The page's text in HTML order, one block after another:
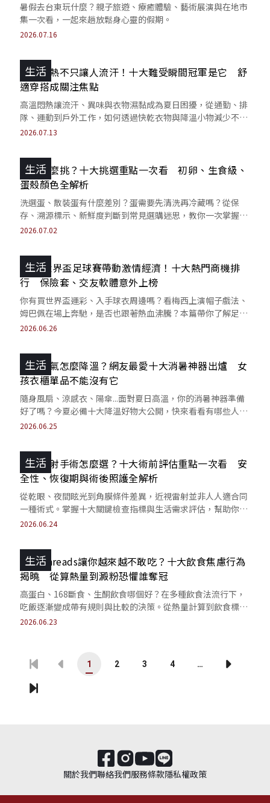
暑假去台東玩什麼？親子旅遊、療癒體驗、藝術展演與在地市
集一次看，一起來趟放鬆身心靈的假期。
2026.07.16
生活
高溫悶熱不只讓人流汗！十大難受瞬間冠軍是它 舒
適穿搭成關注焦點
高溫悶熱讓流汗、異味與衣物濕黏成為夏日困擾，從通勤、排
隊、運動到戶外工作，如何透過快乾衣物與降溫小物減少不適
也受關注。
2026.07.13
生活
雞蛋怎麼挑？十大挑選重點一次看 初卵、生食級、
蛋殼顏色全解析
洗選蛋、散裝蛋有什麼差別？蛋需要先清洗再冷藏嗎？從保
存、溯源標示、新鮮度判斷到常見選購迷思，教你一次掌握正
確觀念，買得安心、吃得更放心。
2026.07.02
生活
2026世界盃足球賽帶動激情經濟！十大熱門商機排
行 保險套、交友軟體意外上榜
你有買世界盃運彩、入手球衣周邊嗎？看梅西上演帽子戲法、
姆巴佩在場上奔馳，是否也跟著熱血沸騰？本篇帶你了解足球
熱潮如何引爆驚人商機！
2026.06.26
生活
不開冷氣怎麼降溫？網友最愛十大消暑神器出爐 女
孩衣櫃單品不能沒有它
隨身風扇、涼感衣、陽傘...面對夏日高溫，你的消暑神器準備
好了嗎？今夏必備十大降溫好物大公開，快來看看有哪些人氣
法寶上榜，陪你清爽對抗酷暑！
2026.06.25
生活
近視雷射手術怎麼選？十大術前評估重點一次看 安
全性、恢復期與術後照護全解析
從乾眼、夜間眩光到角膜條件差異，近視雷射並非人人適合同
一種術式。掌握十大關鍵檢查指標與生活需求評估，幫助你在
手術前做出更安心的選擇。
2026.06.24
生活
IG、Threads讓你越來越不敢吃？十大飲食焦慮行為
揭曉 從算熱量到澱粉恐懼誰奪冠
高蛋白、168斷食、生酮飲食哪個好？在多種飲食法流行下，
吃飯逐漸變成帶有規則與比較的決策。從熱量計算到飲食標準
化，易讓人產生健康資訊的焦慮與壓力。
2026.06.23
1 2 3 4 …
關於我們聯絡我們服務條款隱私權政策